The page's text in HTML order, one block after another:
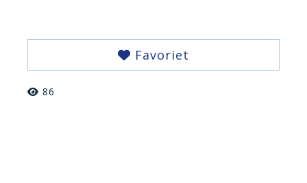
Favoriet
86